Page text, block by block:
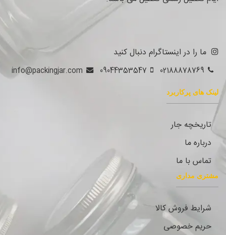
ما را در اینستاگرام دنبال کنید
02188878769
09044353547
info@packingjar.com
لینک های پرکاربرد
تاریخچه جار
درباره ما
تماس با ما
مشتری مداری
شرایط فروش کالا
حریم خصوصی